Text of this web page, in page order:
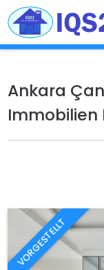
Ankara
Immobilien
VORGESTELLT